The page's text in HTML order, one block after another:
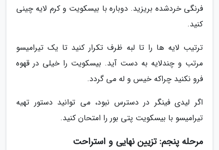
فرنگی خردشده بریزید. دوباره با بیسکویت و کرم لایه چینی
کنید.
ترتیب لایه ها را تا لبه ظرف تکرار کنید تا یک تیرامیسو
مرتب و چندلایه به دست آید. بیسکویت را خیلی در قهوه
فرو نکنید چراکه خیس و له می گردد.
اگر لیدی فینگر در دسترس نبود، می توانید دستور تهیه
تیرامیسو با بیسکویت پتی بور را امتحان کنید.
مرحله پنجم: تزیین نهایی و استراحت